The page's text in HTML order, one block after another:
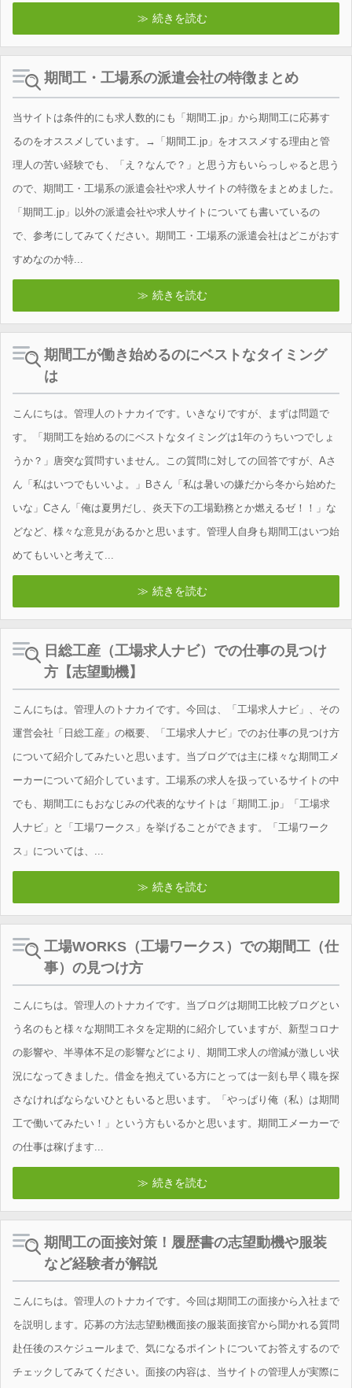
続きを読む
期間工・工場系の派遣会社の特徴まとめ
当サイトは条件的にも求人数的にも「期間工.jp」から期間工に応募す
るのをオススメしています。→「期間工.jp」をオススメする理由と管
理人の苦い経験でも、「え？なんで？」と思う方もいらっしゃると思う
ので、期間工・工場系の派遣会社や求人サイトの特徴をまとめました。
「期間工.jp」以外の派遣会社や求人サイトについても書いているの
で、参考にしてみてください。期間工・工場系の派遣会社はどこがおす
すめなのか特...
続きを読む
期間工が働き始めるのにベストなタイミング
は
こんにちは。管理人のトナカイです。いきなりですが、まずは問題で
す。「期間工を始めるのにベストなタイミングは1年のうちいつでしょ
うか？」唐突な質問すいません。この質問に対しての回答ですが、Aさ
ん「私はいつでもいいよ。」Bさん「私は暑いの嫌だから冬から始めた
いな」Cさん「俺は夏男だし、炎天下の工場勤務とか燃えるゼ！！」な
どなど、様々な意見があるかと思います。管理人自身も期間工はいつ始
めてもいいと考えて...
続きを読む
日総工産（工場求人ナビ）での仕事の見つけ
方【志望動機】
こんにちは。管理人のトナカイです。今回は、「工場求人ナビ」、その
運営会社「日総工産」の概要、「工場求人ナビ」でのお仕事の見つけ方
について紹介してみたいと思います。当ブログでは主に様々な期間工メ
ーカーについて紹介しています。工場系の求人を扱っているサイトの中
でも、期間工にもおなじみの代表的なサイトは「期間工.jp」「工場求
人ナビ」と「工場ワークス」を挙げることができます。「工場ワーク
ス」については、...
続きを読む
工場WORKS（工場ワークス）での期間工（仕
事）の見つけ方
こんにちは。管理人のトナカイです。当ブログは期間工比較ブログとい
う名のもと様々な期間工ネタを定期的に紹介していますが、新型コロナ
の影響や、半導体不足の影響などにより、期間工求人の増減が激しい状
況になってきました。借金を抱えている方にとっては一刻も早く職を探
さなければならないひともいると思います。「やっぱり俺（私）は期間
工で働いてみたい！」という方もいるかと思います。期間工メーカーで
の仕事は稼げます...
続きを読む
期間工の面接対策！履歴書の志望動機や服装
など経験者が解説
こんにちは。管理人のトナカイです。今回は期間工の面接から入社まで
を説明します。応募の方法志望動機面接の服装面接官から聞かれる質問
赴任後のスケジュールまで、気になるポイントについてお答えするので
チェックしてみてください。面接の内容は、当サイトの管理人が実際に